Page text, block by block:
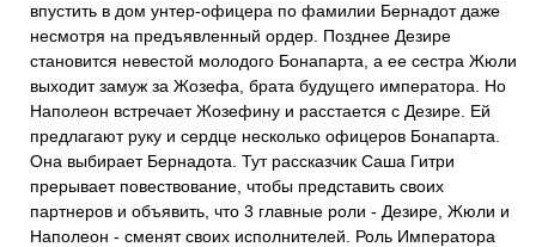
впустить в дом унтер-офицера по фамилии Бернадот даже
несмотря на предъявленный ордер. Позднее Дезире
становится невестой молодого Бонапарта, а ее сестра Жюли
выходит замуж за Жозефа, брата будущего императора. Но
Наполеон встречает Жозефину и расстается с Дезире. Ей
предлагают руку и сердце несколько офицеров Бонапарта.
Она выбирает Бернадота. Тут рассказчик Саша Гитри
прерывает повествование, чтобы представить своих
партнеров и объявить, что 3 главные роли - Дезире, Жюли и
Наполеон - сменят своих исполнителей. Роль Императора